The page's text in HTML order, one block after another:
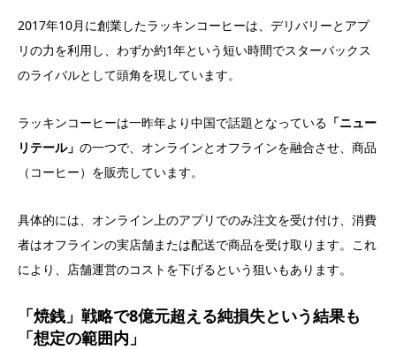
2017年10月に創業したラッキンコーヒーは、デリバリーとアプ
リの力を利用し、わずか約1年という短い時間でスターバックス
のライバルとして頭角を現しています。
ラッキンコーヒーは一昨年より中国で話題となっている 「ニュー
リテール」 の一つで、オンラインとオフラインを融合させ、商品
（コーヒー）を販売しています。
具体的には、オンライン上のアプリでのみ注文を受け付け、消費
者はオフラインの実店舗または配送で商品を受け取ります。これ
により、店舗運営のコストを下げるという狙いもあります。
「焼銭」戦略で8億元超える純損失という結果も
「想定の範囲内」